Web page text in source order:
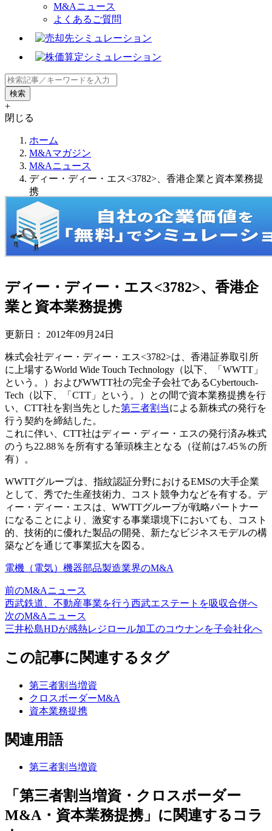
M&Aニュース
よくあるご質問
+
閉じる
ホーム
M&Aマガジン
M&Aニュース
ディー・ディー・エス<3782>、香港企業と資本業務提
携
ディー・ディー・エス<3782>、香港企
業と資本業務提携
更新日： 2012年09月24日
株式会社ディー・ディー・エス<3782>は、香港証券取引所
に上場するWorld Wide Touch Technology（以下、「WWTT」
という。）およびWWTT社の完全子会社であるCybertouch-
Tech（以下、「CTT」という。）との間で資本業務提携を行
い、CTT社を割当先とした第三者割当による新株式の発行を
行う契約を締結した。
これに伴い、CTT社はディー・ディー・エスの発行済み株式
のうち22.88％を所有する筆頭株主となる（従前は7.45％の所
有）。
WWTTグループは、指紋認証分野におけるEMSの大手企業
として、秀でた生産技術力、コスト競争力などを有する。デ
ィー・ディー・エスは、WWTTグループが戦略パートナー
になることにより、激変する事業環境下においても、コスト
的、技術的に優れた製品の開発、新たなビジネスモデルの構
築などを通じて事業拡大を図る。
電機（電気）機器部品製造業界のM&A
前のM&Aニュース
西武鉄道、不動産事業を行う西武エステートを吸収合併へ
次のM&Aニュース
三井松島HDが感熱レジロール加工のコウナンを子会社化へ
この記事に関連するタグ
第三者割当増資
クロスボーダーM&A
資本業務提携
関連用語
第三者割当増資
「第三者割当増資・クロスボーダー
M&A・資本業務提携」に関連するコラ